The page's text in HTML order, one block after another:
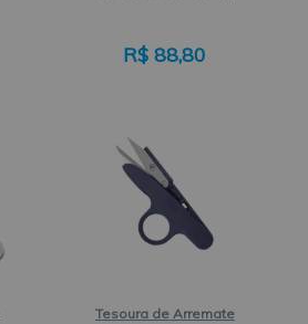
R$ 88,80
Tesoura de Arremate